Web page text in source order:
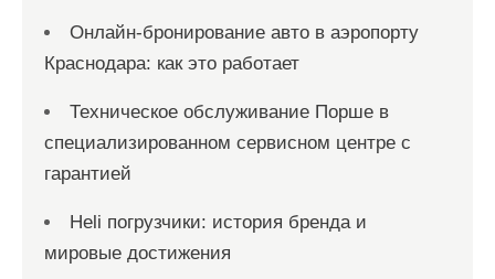
м
Онлайн‑бронирование авто в аэропорту
Краснодара: как это работает
Техническое обслуживание Порше в
специализированном сервисном центре с
гарантией
Heli погрузчики: история бренда и
мировые достижения